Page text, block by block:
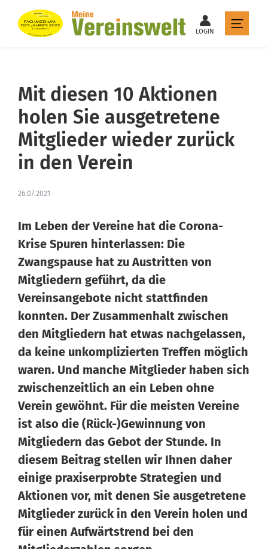
LOGIN
Mit diesen 10 Aktionen
holen Sie ausgetretene
Mitglieder wieder zurück
in den Verein
26.07.2021
Im Leben der Vereine hat die Corona-
Krise Spuren hinterlassen: Die
Zwangspause hat zu Austritten von
Mitgliedern geführt, da die
Vereinsangebote nicht stattfinden
konnten. Der Zusammenhalt zwischen
den Mitgliedern hat etwas nachgelassen,
da keine unkomplizierten Treffen möglich
waren. Und manche Mitglieder haben sich
zwischenzeitlich an ein Leben ohne
Verein gewöhnt. Für die meisten Vereine
ist also die (Rück-)Gewinnung von
Mitgliedern das Gebot der Stunde. In
diesem Beitrag stellen wir Ihnen daher
einige praxiserprobte Strategien und
Aktionen vor, mit denen Sie ausgetretene
Mitglieder zurück in den Verein holen und
für einen Aufwärtstrend bei den
Wissen von Vero Ihr KI-Agent
Hallo, ich bin Vero Ihr digitaler Vereinshelfer in Meine
Vereinswelt. Ich gebe Ihnen schnell Antworten aus dem
Wissen von 14 erfahrenen Vereinsexperten. Und falls ich
einmal nicht weiterweiß, können Sie sich jederzeit an
unsere 14 Experten wenden – sie stehen Ihnen persönlich
mit Rat und Tat zur Seite.